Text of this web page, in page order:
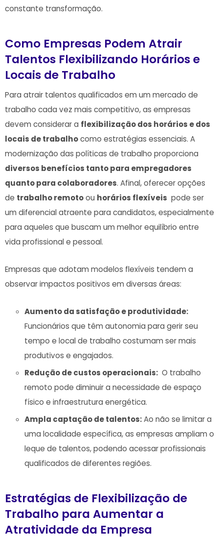
constante transformação.
Como Empresas Podem Atrair
Talentos Flexibilizando⁢ Horários e
‌Locais de Trabalho
Para atrair talentos​ qualificados ⁣em um mercado de
trabalho ‍cada vez⁣ mais competitivo, as ‍empresas
devem considerar a flexibilização dos horários e dos
locais de trabalhocomo⁢ estratégias essenciais. A
modernização das políticas de trabalho proporciona
diversos benefícios tanto para empregadores
quanto para colaboradores. Afinal, oferecer ⁣opções
de trabalho remotoou horários flexíveis ⁣ pode ser
um diferencial atraente para candidatos,​ especialmente
‌para aqueles que buscam⁣ um melhor equilíbrio entre
vida profissional e pessoal.
Empresas que adotam ⁤modelos flexíveis tendem a
observar impactos​ positivos‍ em‌ diversas áreas:
Aumento da​ satisfação e produtividade:
⁣Funcionários que têm autonomia para gerir seu
tempo e ⁣local de trabalho costumam ser mais⁣
produtivos e engajados.
Redução de‌ custos operacionais: ⁢ O trabalho
remoto pode⁤ diminuir a necessidade de espaço
físico ​e ​infraestrutura⁢ energética.
Ampla captação⁢ de talentos:Ao não se limitar‌ a
uma localidade específica, ⁢as empresas ampliam o
leque de talentos, podendo acessar profissionais
qualificados​ de diferentes regiões.
Estratégias de ​Flexibilização de
Trabalho ⁤para Aumentar a
Atratividade da Empresa